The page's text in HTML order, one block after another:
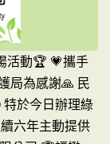
活動🏆 💗攜手
局為感謝🙏 民
特於今日辦理綠
六年主動提供